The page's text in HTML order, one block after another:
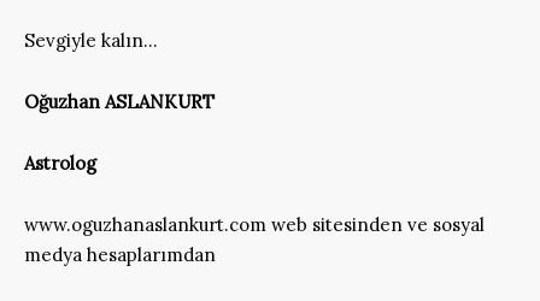
Sevgiyle kalın…
Oğuzhan ASLANKURT
Astrolog
www.oguzhanaslankurt.com web sitesinden ve sosyal
medya hesaplarımdan